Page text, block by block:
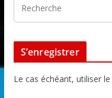
S’enregistrer
Le cas échéant, utiliser le